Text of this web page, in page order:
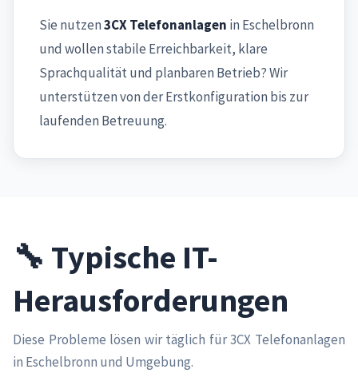
Sie nutzen3CX Telefonanlagen in Eschelbronn
und wollen stabile Erreichbarkeit, klare
Sprachqualität und planbaren Betrieb? Wir
unterstützen von der Erstkonfiguration bis zur
laufenden Betreuung.
🔧 Typische IT-
Herausforderungen
Diese Probleme lösen wir täglich für 3CX Telefonanlagen
in Eschelbronn und Umgebung.